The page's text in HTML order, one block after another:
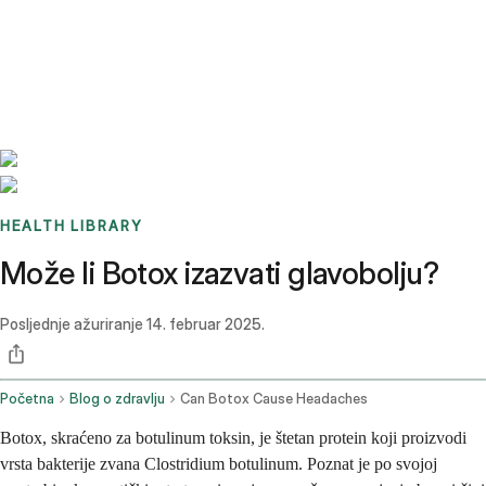
HEALTH LIBRARY
Može li Botox izazvati glavobolju?
Posljednje ažuriranje 14. februar 2025.
Početna Blog o zdravlju Can Botox Cause Headaches
Botox, skraćeno za botulinum toksin, je štetan protein koji proizvodi
vrsta bakterije zvana Clostridium botulinum. Poznat je po svojoj